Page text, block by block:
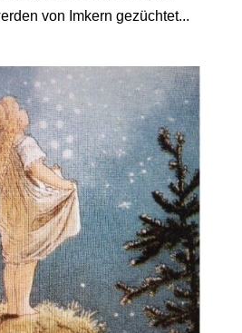
von Imkern gezüchtet...